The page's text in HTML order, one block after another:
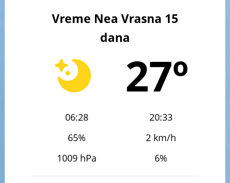
Vreme Nea Vrasna 15
dana
27º
06:28
20:33
65%
2 km/h
1009 hPa
6%